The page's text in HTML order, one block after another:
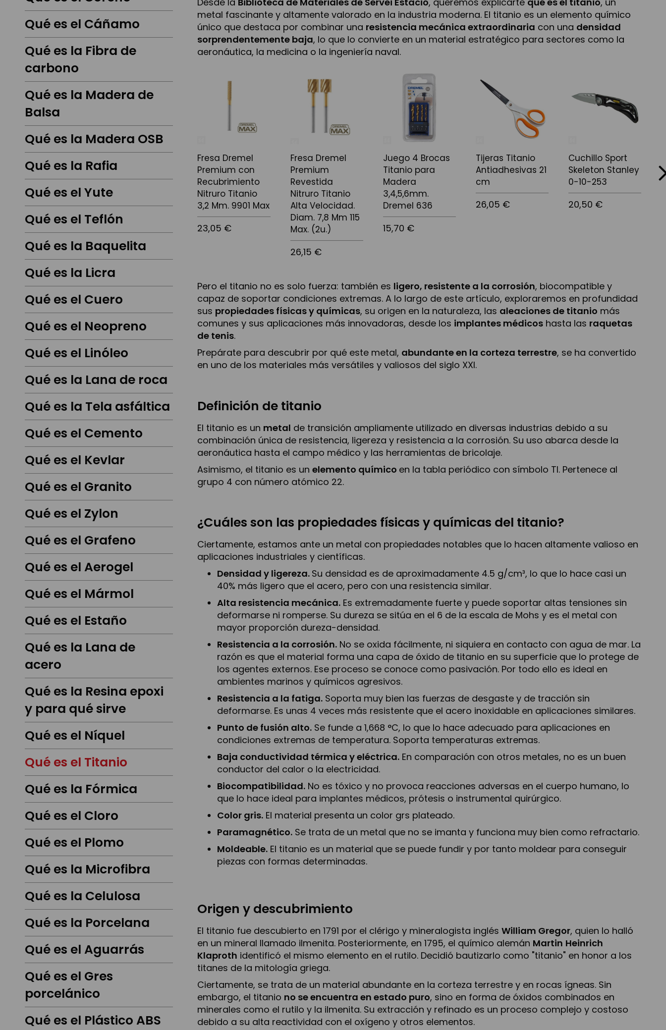
metal fascinante y altamente valorado en la industria moderna. El titanio es un elemento químico
único que destaca por combinar una resistencia mecánica extraordinaria con una densidad
sorprendentemente baja, lo que lo convierte en un material estratégico para sectores como la
aeronáutica, la medicina o la ingeniería naval.
Fresa Dremel
Premium con
Recubrimiento
Nitruro Titanio
3,2 Mm. 9901 Max
23,05 €
Fresa Dremel
Premium
Revestida
Nitruro Titanio
Alta Velocidad.
Diam. 7,8 Mm 115
Max. (2u.)
26,15 €
Juego 4 Brocas
Titanio para
Madera
3,4,5,6mm.
Dremel 636
15,70 €
Tijeras Titanio
Antiadhesivas 21
cm
26,05 €
Cuchillo Sport
Skeleton Stanley
0-10-253
20,50 €
next
Pero el titanio no es solo fuerza: también es ligero, resistente a la corrosión, biocompatible y
capaz de soportar condiciones extremas. A lo largo de este artículo, exploraremos en profundidad
sus propiedades físicas y químicas, su origen en la naturaleza, las aleaciones de titanio más
comunes y sus aplicaciones más innovadoras, desde los implantes médicos hasta las raquetas
de tenis.
Prepárate para descubrir por qué este metal, abundante en la corteza terrestre, se ha convertido
en uno de los materiales más versátiles y valiosos del siglo XXI.
Definición de titanio
El titanio es un metal de transición ampliamente utilizado en diversas industrias debido a su
combinación única de resistencia, ligereza y resistencia a la corrosión. Su uso abarca desde la
aeronáutica hasta el campo médico y las herramientas de bricolaje.
Asimismo, el titanio es unelemento químico en la tabla periódico con símbolo TI. Pertenece al
grupo 4 con número atómico 22.
¿Cuáles son las propiedades físicas y químicas del titanio?
Ciertamente, estamos ante un metal con propiedades notables que lo hacen altamente valioso en
aplicaciones industriales y científicas.
Densidad y ligereza. Su densidad es de aproximadamente 4.5 g/cm³, lo que lo hace casi un
40% más ligero que el acero, pero con una resistencia similar.
Alta resistencia mecánica. Es extremadamente fuerte y puede soportar altas tensiones sin
deformarse ni romperse. Su dureza se sitúa en el 6 de la escala de Mohs y es el metal con
mayor proporción dureza-densidad.
Resistencia a la corrosión. No se oxida fácilmente, ni siquiera en contacto con agua de mar. La
razón es que el material forma una capa de óxido de titanio en su superficie que lo protege de
los agentes externos. Ese proceso se conoce como pasivación. Por todo ello es ideal en
ambientes marinos y químicos agresivos.
Resistencia a la fatiga. Soporta muy bien las fuerzas de desgaste y de tracción sin
deformarse. Es unas 4 veces más resistente que el acero inoxidable en aplicaciones similares.
Punto de fusión alto. Se funde a 1,668 °C, lo que lo hace adecuado para aplicaciones en
condiciones extremas de temperatura. Soporta temperaturas extremas.
Baja conductividad térmica y eléctrica. En comparación con otros metales, no es un buen
conductor del calor o la electricidad.
Biocompatibilidad. No es tóxico y no provoca reacciones adversas en el cuerpo humano, lo
que lo hace ideal para implantes médicos, prótesis o instrumental quirúrgico.
Color gris. El material presenta un color grs plateado.
Paramagnético. Se trata de un metal que no se imanta y funciona muy bien como refractario.
Moldeable. El titanio es un material que se puede fundir y por tanto moldear para conseguir
piezas con formas determinadas.
Origen y descubrimiento
El titanio fue descubierto en 1791 por el clérigo y mineralogista inglésWilliam Gregor, quien lo halló
en un mineral llamado ilmenita. Posteriormente, en 1795, el químico alemán Martin Heinrich
Klaproth identificó el mismo elemento en el rutilo. Decidió bautizarlo como "titanio" en honor a los
titanes de la mitología griega.
Ciertamente, se trata de un material abundante en la corteza terrestre y en rocas ígneas. Sin
embargo, el titanio no se encuentra en estado puro, sino en forma de óxidos combinados en
minerales como el rutilo y la ilmenita. Su extracción y refinado es un proceso complejo y costoso
debido a su alta reactividad con el oxígeno y otros elementos.
Qué es el Cáñamo
Qué es la Fibra de
carbono
Qué es la Madera de
Balsa
Qué es la Madera OSB
Qué es la Rafia
Qué es el Yute
Qué es el Teflón
Qué es la Baquelita
Qué es la Licra
Qué es el Cuero
Qué es el Neopreno
Qué es el Linóleo
Qué es la Lana de roca
Qué es la Tela asfáltica
Qué es el Cemento
Qué es el Kevlar
Qué es el Granito
Qué es el Zylon
Qué es el Grafeno
Qué es el Aerogel
Qué es el Mármol
Qué es el Estaño
Qué es la Lana de
acero
Qué es la Resina epoxi
y para qué sirve
Qué es el Níquel
Qué es el Titanio
Qué es la Fórmica
Qué es el Cloro
Qué es el Plomo
Qué es la Microfibra
Qué es la Celulosa
Qué es la Porcelana
Qué es el Aguarrás
Qué es el Gres
porcelánico
Qué es el Plástico ABS